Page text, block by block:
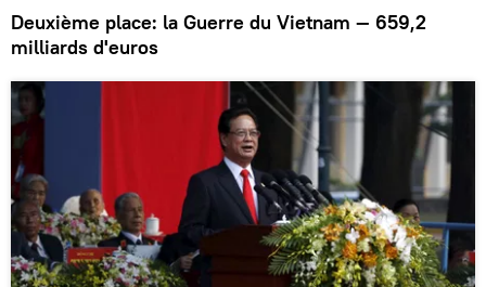
Deuxième place: la Guerre du Vietnam — 659,2
milliards d'euros